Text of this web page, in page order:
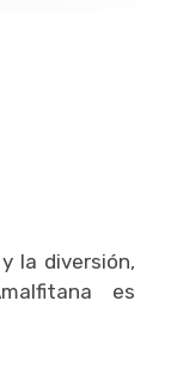
la diversión,
es